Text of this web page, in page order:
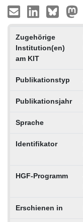
Zugehörige
Institution(en)
am KIT
Publikationstyp
Publikationsjahr
Sprache
Identifikator
HGF-Programm
Erschienen in